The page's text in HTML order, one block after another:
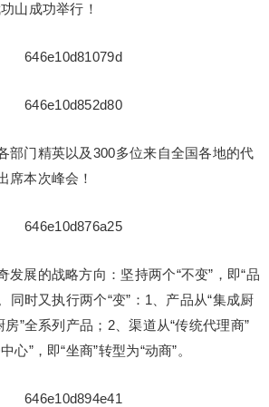
山成功举行！
部门精英以及300多位来自全国各地的代
席本次峰会！
发展的战略方向：坚持两个“不变”，即“品
同时又执行两个“变”：1、产品从“集成厨
房”全系列产品；2、渠道从“传统代理商”
心”，即“坐商”转型为“动商”。